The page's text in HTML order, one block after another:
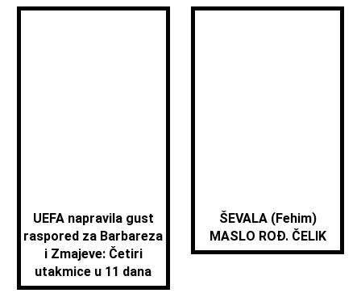
UEFA napravila gust
raspored za Barbareza
i Zmajeve: Četiri
utakmice u 11 dana
ŠEVALA (Fehim)
MASLO ROĐ. ČELIK